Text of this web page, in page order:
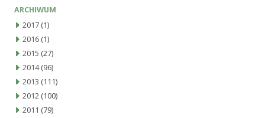
ARCHIWUM
2017 (1)
2016 (1)
2015 (27)
2014(96)
2013 (111)
2012 (100)
2011 (79)